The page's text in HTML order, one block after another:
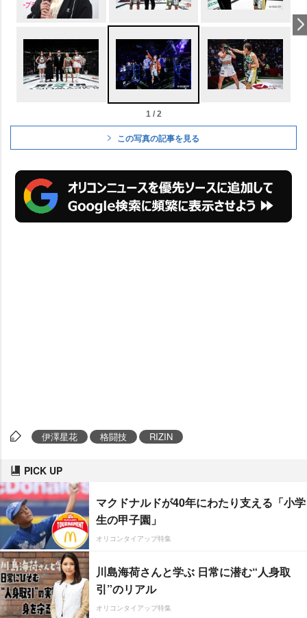
1 / 2
この写真の記事を見る
伊澤星花 格闘技 RIZIN
PICK UP
マクドナルドが40年にわたり支える「小学
生の甲子園」
オリコンタイアップ特集
川島海荷さんと学ぶ 日常に潜む“人身取
引”のリアル
オリコンタイアップ特集